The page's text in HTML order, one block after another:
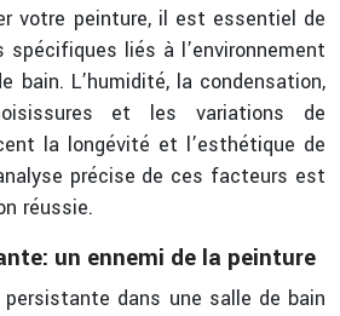
votre peinture, il est essentiel de
spécifiques liés à l’environnement
bain. L’humidité, la condensation,
et les variations de
la longévité et l’esthétique de
précise de ces facteurs est
réussie.
un ennemi de la peinture
persistante dans une salle de bain